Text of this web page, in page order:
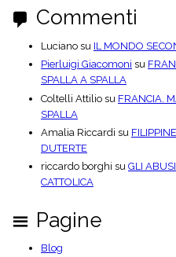
Commenti
Luciano su IL MONDO
Pierluigi Giacomoni su
SPALLA A SPALLA
Coltelli Attilio su FRANCIA.
SPALLA
Amalia Riccardi su
DUTERTE
riccardo borghi su GLI
CATTOLICA
Pagine
Blog